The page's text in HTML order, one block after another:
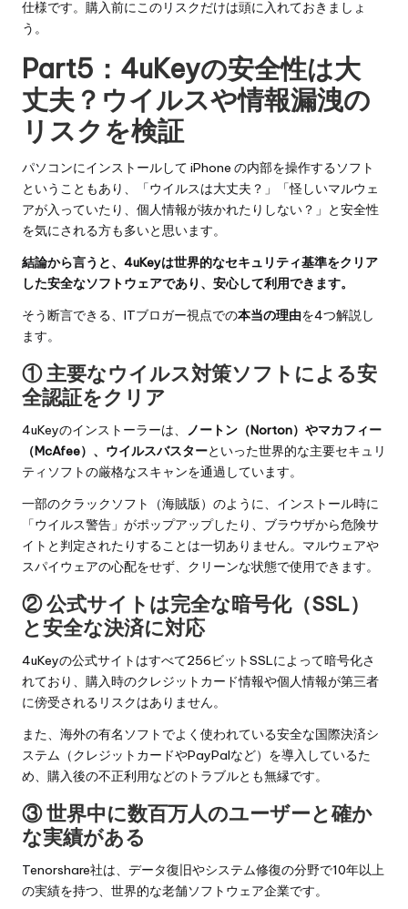
仕様です。購入前にこのリスクだけは頭に入れておきましょ
う。
Part5：4uKeyの安全性は大
丈夫？ウイルスや情報漏洩の
リスクを検証
パソコンにインストールして iPhone の内部を操作するソフト
ということもあり、「ウイルスは大丈夫？」「怪しいマルウェ
アが入っていたり、個人情報が抜かれたりしない？」と安全性
を気にされる方も多いと思います。
結論から言うと、4uKeyは世界的なセキュリティ基準をクリア
した安全なソフトウェアであり、安心して利用できます。
そう断言できる、ITブロガー視点での本当の理由を4つ解説し
ます。
① 主要なウイルス対策ソフトによる安
全認証をクリア
4uKeyのインストーラーは、
ノートン（Norton）やマカフィー
（McAfee）、ウイルスバスターといった世界的な主要セキュリ
ティソフトの厳格なスキャンを通過しています。
一部のクラックソフト（海賊版）のように、インストール時に
「ウイルス警告」がポップアップしたり、ブラウザから危険サ
イトと判定されたりすることは一切ありません。マルウェアや
スパイウェアの心配をせず、クリーンな状態で使用できます。
② 公式サイトは完全な暗号化（SSL）
と安全な決済に対応
4uKeyの公式サイトはすべて256ビットSSLによって暗号化さ
れており、購入時のクレジットカード情報や個人情報が第三者
に傍受されるリスクはありません。
また、海外の有名ソフトでよく使われている安全な国際決済シ
ステム（クレジットカードやPayPalなど）を導入しているた
め、購入後の不正利用などのトラブルとも無縁です。
③ 世界中に数百万人のユーザーと確か
な実績がある
Tenorshare社は、データ復旧やシステム修復の分野で10年以上
の実績を持つ、世界的な老舗ソフトウェア企業です。